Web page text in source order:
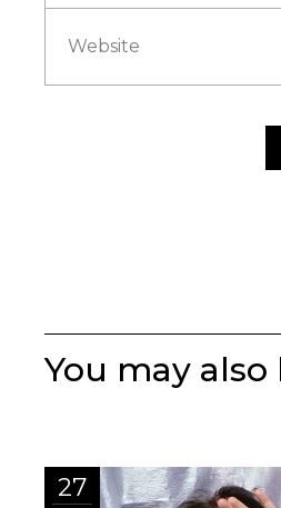
You may also
27